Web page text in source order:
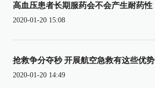
高血压患者长期服药会不会产生耐药性
2020-01-20 15:08
抢救争分夺秒 开展航空急救有这些优势
2020-01-20 14:49